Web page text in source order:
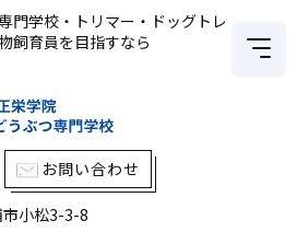
門学校・トリマー・ドッグトレ
飼育員を目指すなら
お問い合わせ
小松3-3-8